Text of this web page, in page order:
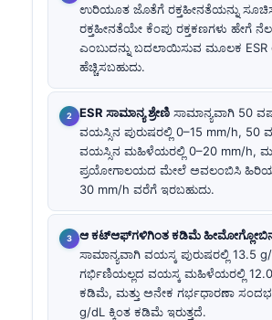
ಉರಿಯೂತ ಜೊತೆಗೆ ರಕ್ತಹೀನತೆಯನ್ನು
ರಕ್ತಹೀನತೆಯೇ ಕೆಂಪು ರಕ್ತಕಣಗಳು ಹೇಗೆ
ಎಂಬುದನ್ನು ಬದಲಾಯಿಸುವ ಮೂಲಕ ESR
ಹೆಚ್ಚಿಸಬಹುದು.
ESR ಸಾಮಾನ್ಯ ಶ್ರೇಣಿ ಸಾಮಾನ್ಯವಾಗಿ 50
ವಯಸ್ಸಿನ ಪುರುಷರಲ್ಲಿ 0–15 mm/h, 50
ವಯಸ್ಸಿನ ಮಹಿಳೆಯರಲ್ಲಿ 0–20 mm/h,
ಪ್ರಯೋಗಾಲಯದ ಮೇಲೆ ಅವಲಂಬಿಸಿ
30 mm/h ವರೆಗೆ ಇರಬಹುದು.
ಆ ಕಟ್‌ಆಫ್‌ಗಳಿಗಿಂತ ಕಡಿಮೆ
ಸಾಮಾನ್ಯವಾಗಿ ವಯಸ್ಕ ಪುರುಷರಲ್ಲಿ 13.5
ಗರ್ಭಿಣಿಯಲ್ಲದ ವಯಸ್ಕ ಮಹಿಳೆಯರಲ್ಲಿ 12.0
ಕಡಿಮೆ, ಮತ್ತು ಅನೇಕ ಗರ್ಭಧಾರಣಾ
g/dL ಕ್ಕಿಂತ ಕಡಿಮೆ ಇರುತ್ತದೆ.